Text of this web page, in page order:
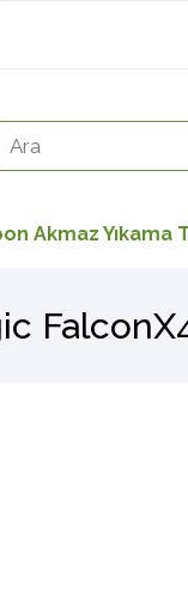
Akmaz Yıkama